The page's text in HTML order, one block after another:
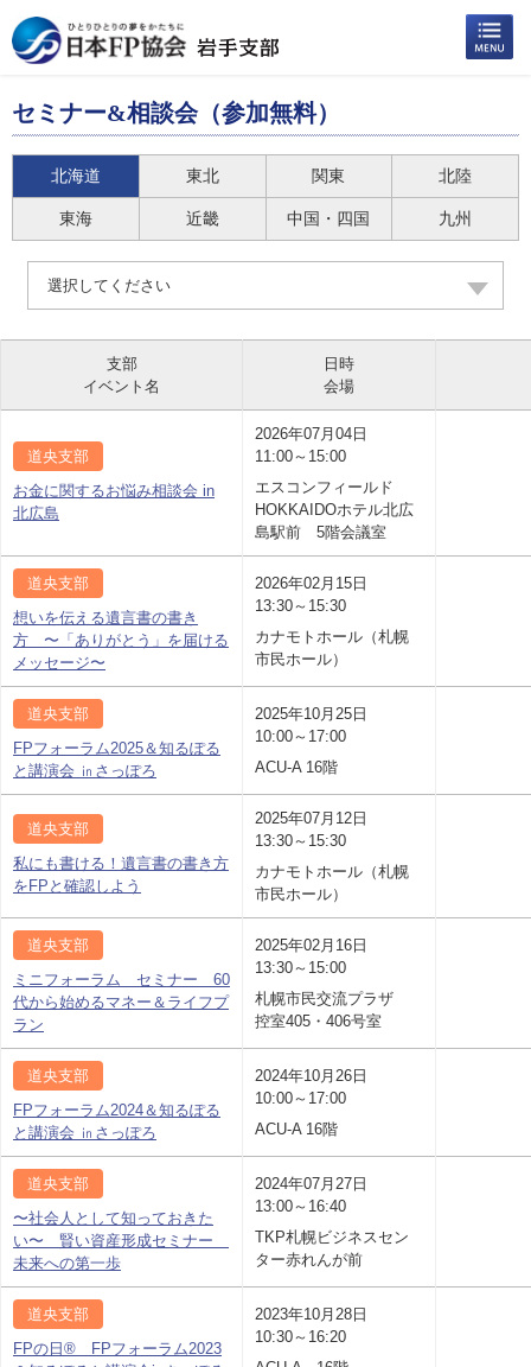
セミナー&相談会（参加無料）
北海道 東北 関東 北陸
東海 近畿 中国・四国 九州
選択してください
支部
イベント名
日時
会場
道央支部
お金に関するお悩み相談会 in
北広島
2026年07月04日
11:00～15:00
エスコンフィールド
HOKKAIDOホテル北広
島駅前 5階会議室
道央支部
想いを伝える遺言書の書き
方 〜「ありがとう」を届ける
メッセージ〜
2026年02月15日
13:30～15:30
カナモトホール（札幌
市民ホール）
道央支部
FPフォーラム2025＆知るぽる
と講演会 ㏌さっぽろ
2025年10月25日
10:00～17:00
ACU-A 16階
道央支部
私にも書ける！遺言書の書き方
をFPと確認しよう
2025年07月12日
13:30～15:30
カナモトホール（札幌
市民ホール）
道央支部
ミニフォーラム セミナー 60
代から始めるマネー＆ライフプ
ラン
2025年02月16日
13:30～15:00
札幌市民交流プラザ
控室405・406号室
道央支部
FPフォーラム2024＆知るぽる
と講演会 ㏌さっぽろ
2024年10月26日
10:00～17:00
ACU-A 16階
道央支部
〜社会人として知っておきた
い〜 賢い資産形成セミナー
未来への第一歩
2024年07月27日
13:00～16:40
TKP札幌ビジネスセン
ター赤れんが前
道央支部
FPの日® FPフォーラム2023
2023年10月28日
10:30～16:20